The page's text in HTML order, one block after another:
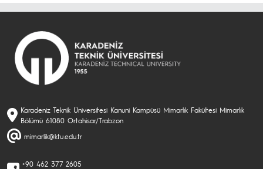
Karadeniz Teknik Üniversitesi Kanuni Kampüsü Mimarlık Fakültesi Mimarlık
Bölümü 61080 Ortahisar/Trabzon
mimarlik@ktu.edu.tr
+90 462 377 2605